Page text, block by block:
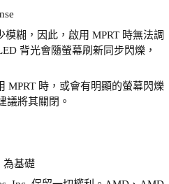
模糊，因此，啟用 MPRT 時無法調
背光會隨螢幕刷新同步閃爍，
MPRT 時，或會有明顯的螢幕閃爍
議將其關閉。
為基礎